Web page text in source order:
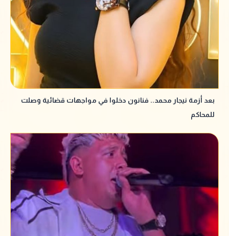
بعد أزمة نيجار محمد.. فنانون دخلوا في مواجهات قضائية وصلت
للمحاكم